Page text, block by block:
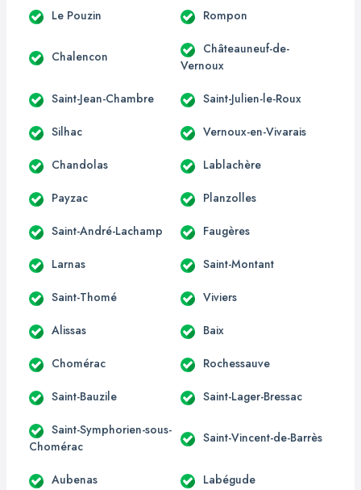
Le Pouzin Rompon
Chalencon
Châteauneuf-de-
Vernoux
Saint-Jean-Chambre Saint-Julien-le-Roux
Silhac Vernoux-en-Vivarais
Chandolas Lablachère
Payzac Planzolles
Saint-André-Lachamp Faugères
Larnas Saint-Montant
Saint-Thomé Viviers
Alissas Baix
Chomérac Rochessauve
Saint-Bauzile Saint-Lager-Bressac
Saint-Symphorien-sous-
Chomérac
Saint-Vincent-de-Barrès
Aubenas Labégude